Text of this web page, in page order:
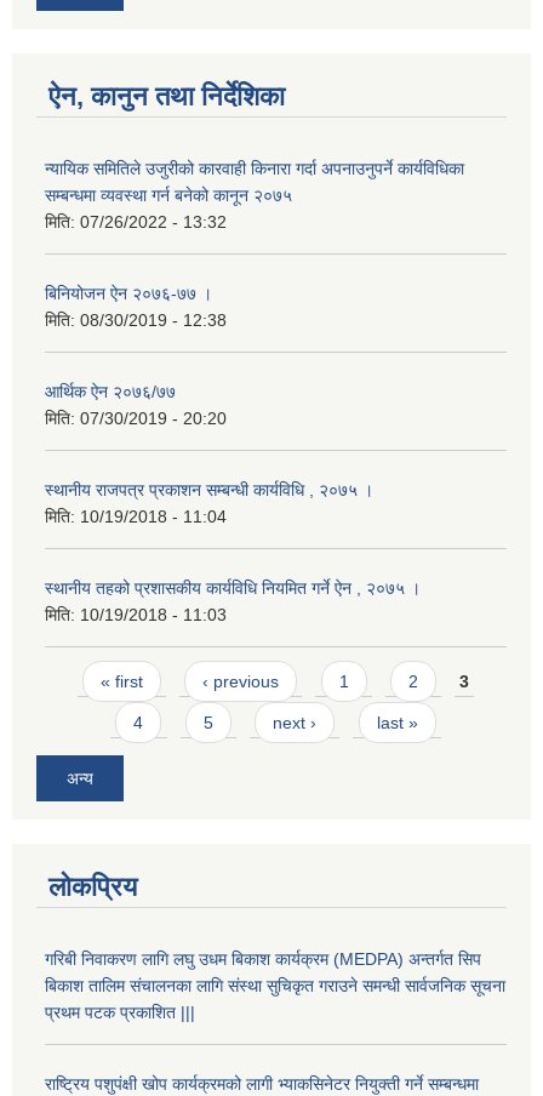
ऐन, कानुन तथा निर्देशिका
न्यायिक समितिले उजुरीको कारवाही किनारा गर्दा अपनाउनुपर्ने कार्यविधिका
सम्बन्धमा व्यवस्था गर्न बनेको कानून २०७५
मिति: 07/26/2022 - 13:32
बिनियोजन ऐन २०७६-७७ ।
मिति: 08/30/2019 - 12:38
आर्थिक ऐन २०७६/७७
मिति: 07/30/2019 - 20:20
स्थानीय राजपत्र प्रकाशन सम्बन्धी कार्यविधि , २०७५ ।
मिति: 10/19/2018 - 11:04
स्थानीय तहको प्रशासकीय कार्यविधि नियमित गर्ने ऐन , २०७५ ।
मिति: 10/19/2018 - 11:03
Pages
« first ‹ previous 1 2 3
4 5 next › last »
अन्य
लोकप्रिय
गरिबी निवाकरण लागि लघु उधम बिकाश कार्यक्रम (MEDPA) अन्तर्गत सिप
बिकाश तालिम संचालनका लागि संस्था सुचिकृत गराउने समन्धी सार्वजनिक सूचना
प्रथम पटक प्रकाशित |||
राष्ट्रिय पशुपंक्षी खोप कार्यक्रमको लागी भ्याकसिनेटर नियुक्ती गर्ने सम्बन्धमा